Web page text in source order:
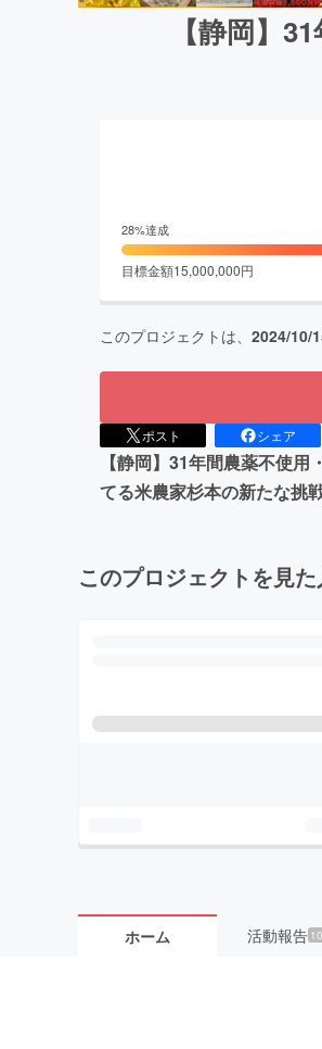
【静岡】
28%達成
目標金額15,000,000円
このプロジェクトは、 2024/10/
ポスト シェア
【静岡】31年間農薬不使
てる米農家杉本の新たな挑
このプロジェクトを見
ホーム 活動報告 10